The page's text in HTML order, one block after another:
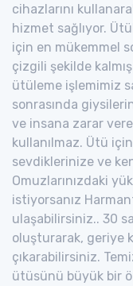
cihazlarını
hizmet sağlıyor.
için en mükemmel
çizgili şekilde
ütüleme işlemimiz
sonrasında
ve insana zarar
kullanılmaz. Ütü
sevdiklerinize ve
Omuzlarınızdaki
istiyorsanız
ulaşabilirsiniz.. 30
oluşturarak, geriye
çıkarabilirsiniz.
ütüsünü büyük bir